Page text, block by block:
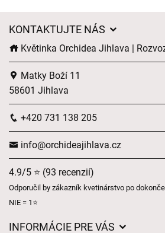
KONTAKTUJTE NÁS
Květinka Orchidea Jihlava |
Matky Boží 11
58601 Jihlava
+420 731 138 205
info@orchideajihlava.cz
4.9/5 ⭐ (93 recenzií)
Odporučil by zákazník kvetinárstvo po
NIE = 1⭐
INFORMÁCIE PRE VÁS